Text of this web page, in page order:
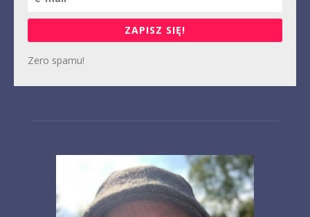
ZAPISZ SIĘ!
Zero spamu!